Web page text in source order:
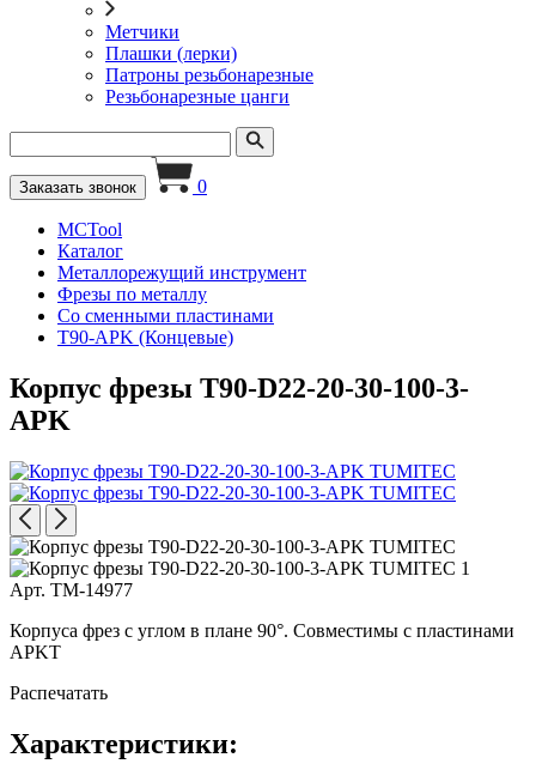
Метчики
Плашки (лерки)
Патроны резьбонарезные
Резьбонарезные цанги
Заказать звонок 0
MCTool
Каталог
Металлорежущий инструмент
Фрезы по металлу
Со сменными пластинами
T90-APK (Концевые)
Корпус фрезы T90-D22-20-30-100-3-
APK
Арт. TM-14977
Корпуса фрез с углом в плане 90°. Совместимы с пластинами
APKT
Распечатать
Характеристики: